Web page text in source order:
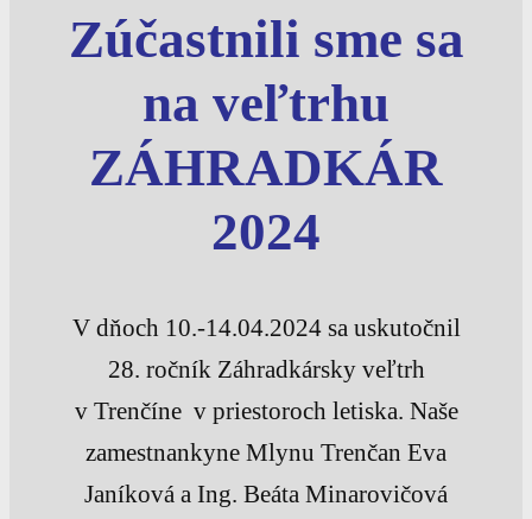
Zúčastnili sme sa
na veľtrhu
ZÁHRADKÁR
2024
V dňoch 10.-14.04.2024 sa uskutočnil
28. ročník Záhradkársky veľtrh
v Trenčíne v priestoroch letiska. Naše
zamestnankyne Mlynu Trenčan Eva
Janíková a Ing. Beáta Minarovičová